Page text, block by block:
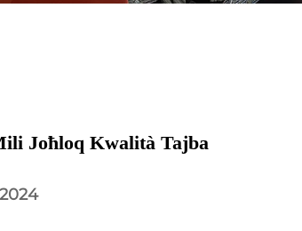
Joħloq Kwalità Tajba